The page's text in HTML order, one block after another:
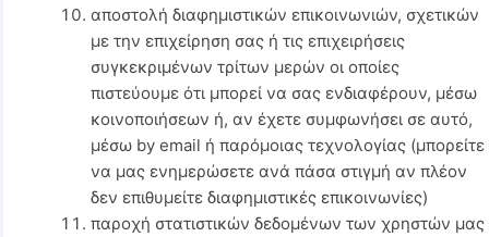
αποστολή διαφημιστικών επικοινωνιών, σχετικών
με την επιχείρηση σας ή τις επιχειρήσεις
συγκεκριμένων τρίτων μερών οι οποίες
πιστεύουμε ότι μπορεί να σας ενδιαφέρουν, μέσω
κοινοποιήσεων ή, αν έχετε συμφωνήσει σε αυτό,
μέσω by email ή παρόμοιας τεχνολογίας (μπορείτε
να μας ενημερώσετε ανά πάσα στιγμή αν πλέον
δεν επιθυμείτε διαφημιστικές επικοινωνίες)
παροχή στατιστικών δεδομένων των χρηστών μας